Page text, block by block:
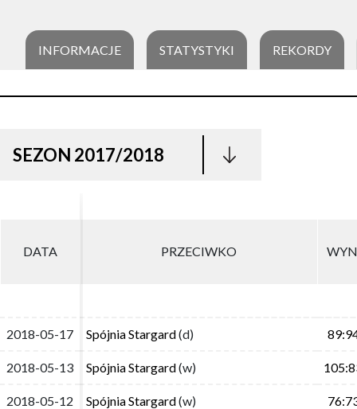
INFORMACJE STATYSTYKI REKORDY
SEZON 2017/2018
DATA PRZECIWKO
2018-05-17 Spójnia Stargard(d)
2018-05-13 Spójnia Stargard(w)
2018-05-12 Spójnia Stargard(w)
DATA PRZECIWKO
2018-05-17 Spójnia Stargard(d)
2018-05-13 Spójnia Stargard(w)
2018-05-12 Spójnia Stargard(w)